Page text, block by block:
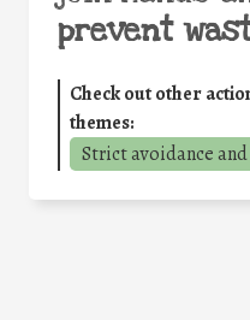
prevent
Check out other
themes:
Strict avoidance